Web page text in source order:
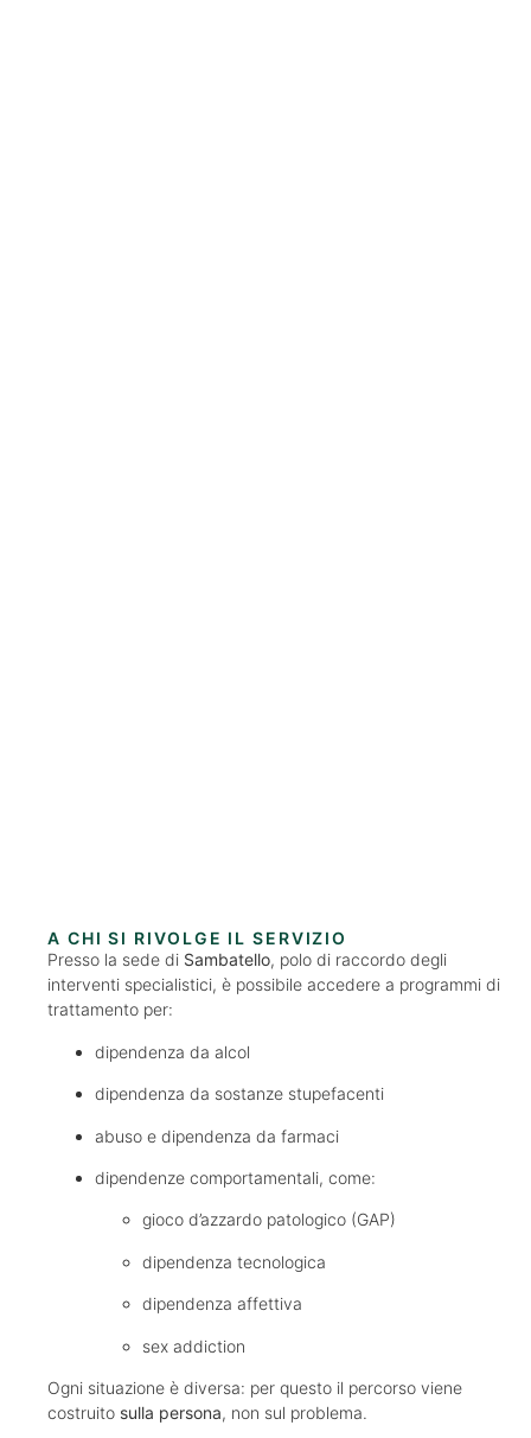
A CHI SI RIVOLGE IL SERVIZIO
Presso la sede di Sambatello, polo di raccordo degli
interventi specialistici, è possibile accedere a programmi di
trattamento per:
dipendenza da alcol
dipendenza da sostanze stupefacenti
abuso e dipendenza da farmaci
dipendenze comportamentali, come:
gioco d’azzardo patologico (GAP)
dipendenza tecnologica
dipendenza affettiva
sex addiction
Ogni situazione è diversa: per questo il percorso viene
costruito sulla persona, non sul problema.